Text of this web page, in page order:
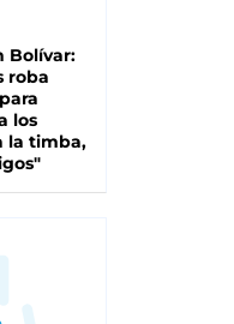
Bolívar:
roba
los
la timba,